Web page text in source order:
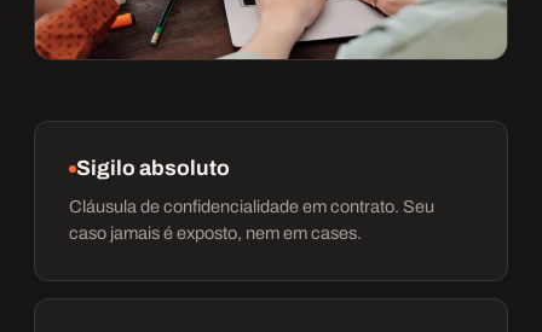
Sigilo absoluto
Cláusula de confidencialidade em contrato. Seu
caso jamais é exposto, nem em cases.